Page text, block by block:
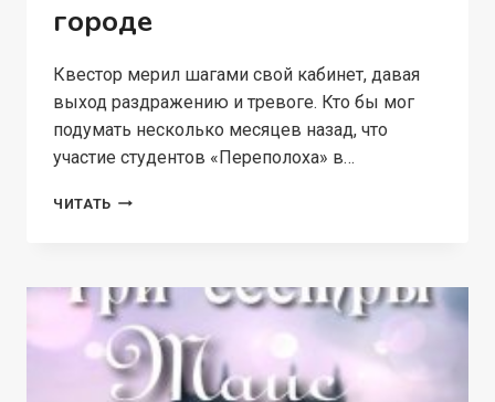
городе
Квестор мерил шагами свой кабинет, давая
выход раздражению и тревоге. Кто бы мог
подумать несколько месяцев назад, что
участие студентов «Переполоха» в…
ЧИТАТЬ «ПЕРЕПОЛОХ»